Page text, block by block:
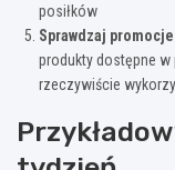
posiłków
Sprawdzaj promocje
produkty dostępne
rzeczywiście